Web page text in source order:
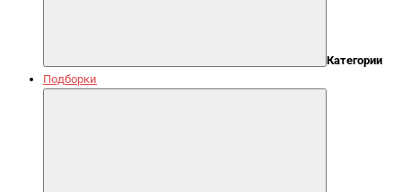
Категории
Подборки